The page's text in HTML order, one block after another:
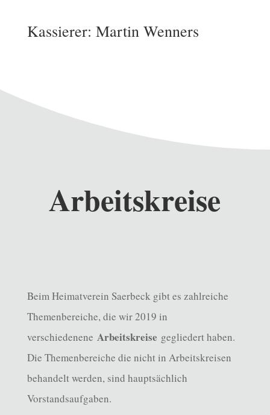
Kassierer: Martin Wenners
Arbeitskreise
Beim Heimatverein Saerbeck gibt es zahlreiche
Themenbereiche, die wir 2019 in
verschiedenene Arbeitskreise gegliedert haben.
Die Themenbereiche die nicht in Arbeitskreisen
behandelt werden, sind hauptsächlich
Vorstandsaufgaben.